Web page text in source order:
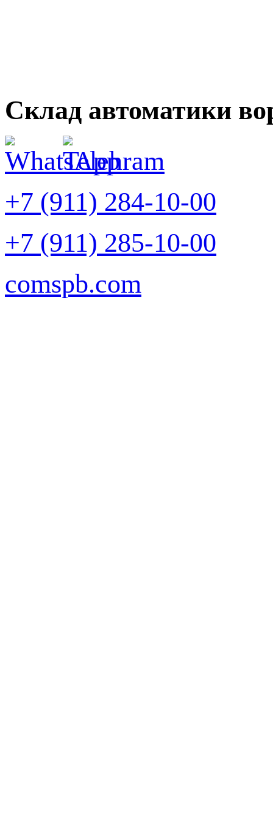
Склад автоматики
+7 (911) 284-10-00
+7 (911) 285-10-00
comspb.com